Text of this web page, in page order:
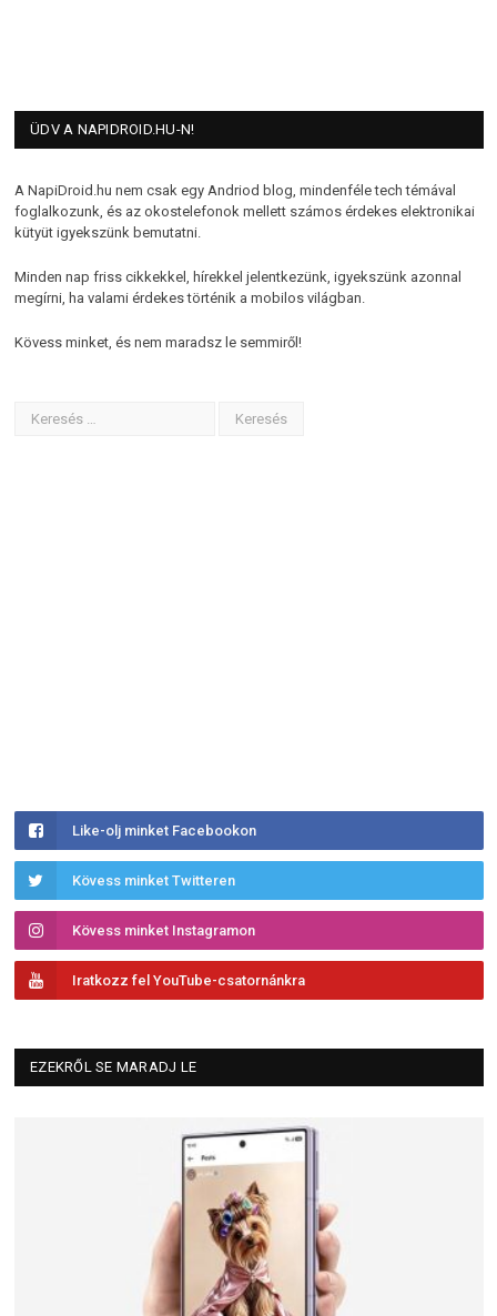
ÜDV A NAPIDROID.HU-N!
A NapiDroid.hu nem csak egy Andriod blog, mindenféle tech témával
foglalkozunk, és az okostelefonok mellett számos érdekes elektronikai
kütyüt igyekszünk bemutatni.
Minden nap friss cikkekkel, hírekkel jelentkezünk, igyekszünk azonnal
megírni, ha valami érdekes történik a mobilos világban.
Kövess minket, és nem maradsz le semmiről!
Like-olj minket Facebookon
Kövess minket Twitteren
Kövess minket Instagramon
Iratkozz fel YouTube-csatornánkra
EZEKRŐL SE MARADJ LE